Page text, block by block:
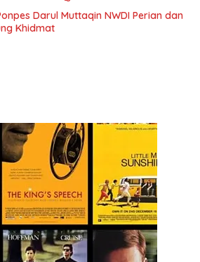
Darul Muttaqin NWDI Perian dan
Khidmat